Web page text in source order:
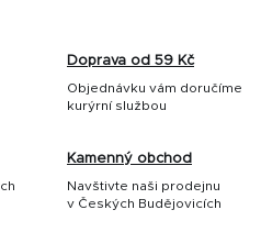
Doprava od 59 Kč
Objednávku vám doručíme
kurýrní službou
Kamenný obchod
Navštivte naši prodejnu
v Českých Budějovicích